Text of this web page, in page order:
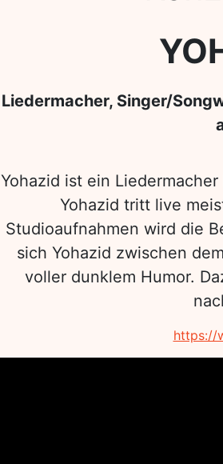
Liedermacher, Singer/
Yohazid ist ein
Yohazid tritt live
Studioaufnahmen wird die
sich Yohazid zwischen
voller dunklem Humor.
https://